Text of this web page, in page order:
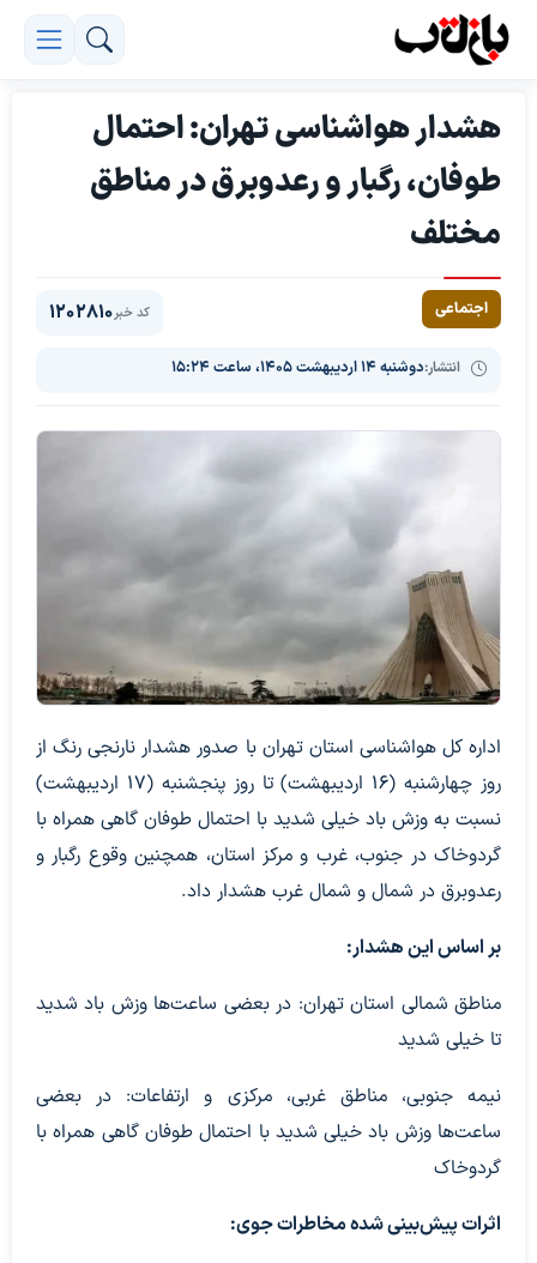
هشدار هواشناسی تهران: احتمال
طوفان، رگبار و رعدوبرق در مناطق
مختلف
اجتماعی
انتشار:دوشنبه ۱۴ اردیبهشت ۱۴۰۵، ساعت ۱۵:۲۴
کد خبر1202810
اداره کل هواشناسی استان تهران با صدور هشدار نارنجی رنگ از
روز چهارشنبه (۱۶ اردیبهشت) تا روز پنجشنبه (۱۷ اردیبهشت)
نسبت به وزش باد خیلی شدید با احتمال طوفان گاهی همراه با
گردوخاک در جنوب، غرب و مرکز استان، همچنین وقوع رگبار و
رعدوبرق در شمال و شمال غرب هشدار داد.
بر اساس این هشدار:
مناطق شمالی استان تهران: در بعضی ساعت‌ها وزش باد شدید
تا خیلی شدید
نیمه جنوبی، مناطق غربی، مرکزی و ارتفاعات: در بعضی
ساعت‌ها وزش باد خیلی شدید با احتمال طوفان گاهی همراه با
گردوخاک
اثرات پیش‌بینی شده مخاطرات جوی: